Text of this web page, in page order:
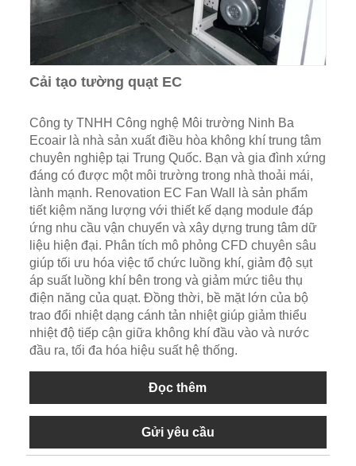
Cải tạo tường quạt EC
Công ty TNHH Công nghệ Môi trường Ninh Ba
Ecoair là nhà sản xuất điều hòa không khí trung tâm
chuyên nghiệp tại Trung Quốc. Bạn và gia đình xứng
đáng có được một môi trường trong nhà thoải mái,
lành mạnh. Renovation EC Fan Wall là sản phẩm
tiết kiệm năng lượng với thiết kế dạng module đáp
ứng nhu cầu vận chuyển và xây dựng trung tâm dữ
liệu hiện đại. Phân tích mô phỏng CFD chuyên sâu
giúp tối ưu hóa việc tổ chức luồng khí, giảm độ sụt
áp suất luồng khí bên trong và giảm mức tiêu thụ
điện năng của quạt. Đồng thời, bề mặt lớn của bộ
trao đổi nhiệt dạng cánh tản nhiệt giúp giảm thiểu
nhiệt độ tiếp cận giữa không khí đầu vào và nước
đầu ra, tối đa hóa hiệu suất hệ thống.
Đọc thêm
Gửi yêu cầu